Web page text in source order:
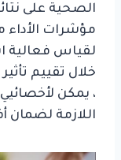
الصحية على
مؤشرات الأداء
لقياس فعالية
خلال تقييم
، يمكن
اللازمة لضمان